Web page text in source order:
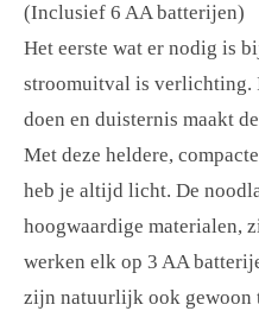
(Inclusief 6 AA batterijen)
Het eerste wat er nodig is
stroomuitval is verlichting.
doen en duisternis maakt
Met deze heldere,
heb je altijd licht. De
hoogwaardige materialen,
werken elk op 3 AA
zijn natuurlijk ook gewoon